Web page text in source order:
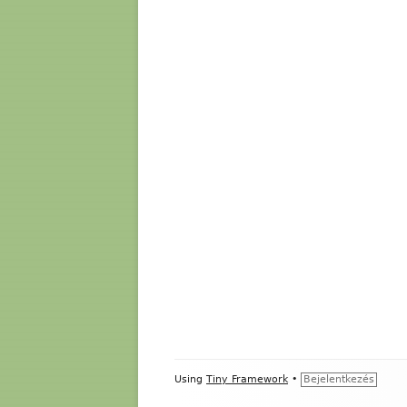
Footer
Using Tiny Framework • Bejelentkezés